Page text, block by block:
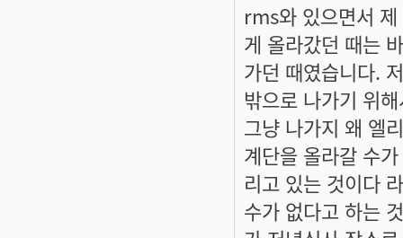
rms와 있으면서
게 올라갔던 때는
가던 때였습니다.
밖으로 나가기 위
그냥 나가지 왜 엘
계단을 올라갈 수
리고 있는 것이다
수가 없다고 하는